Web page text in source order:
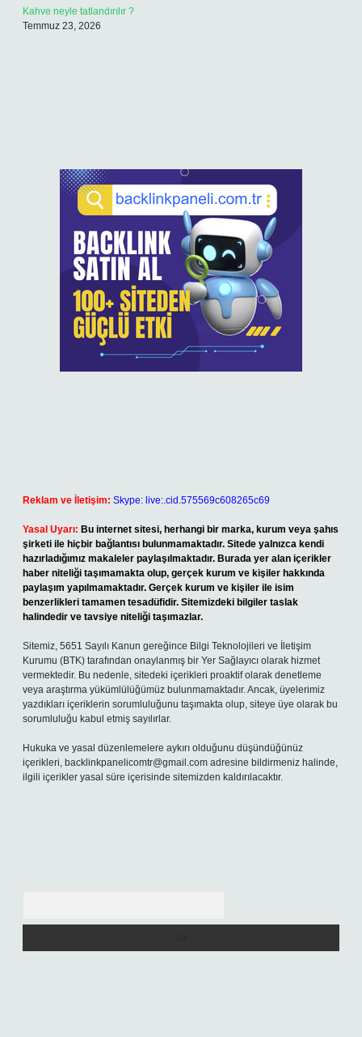
Kahve neyle tatlandırılır ?
Temmuz 23, 2026
Reklam ve İletişim: Skype: live:.cid.575569c608265c69
Yasal Uyarı: Bu internet sitesi, herhangi bir marka, kurum veya şahıs
şirketi ile hiçbir bağlantısı bulunmamaktadır. Sitede yalnızca kendi
hazırladığımız makaleler paylaşılmaktadır. Burada yer alan içerikler
haber niteliği taşımamakta olup, gerçek kurum ve kişiler hakkında
paylaşım yapılmamaktadır. Gerçek kurum ve kişiler ile isim
benzerlikleri tamamen tesadüfidir. Sitemizdeki bilgiler taslak
halindedir ve tavsiye niteliği taşımazlar.
Sitemiz, 5651 Sayılı Kanun gereğince Bilgi Teknolojileri ve İletişim
Kurumu (BTK) tarafından onaylanmış bir Yer Sağlayıcı olarak hizmet
vermektedir. Bu nedenle, sitedeki içerikleri proaktif olarak denetleme
veya araştırma yükümlülüğümüz bulunmamaktadır. Ancak, üyelerimiz
yazdıkları içeriklerin sorumluluğunu taşımakta olup, siteye üye olarak bu
sorumluluğu kabul etmiş sayılırlar.
Hukuka ve yasal düzenlemelere aykırı olduğunu düşündüğünüz
içerikleri, backlinkpanelicomtr@gmail.com adresine bildirmeniz halinde,
ilgili içerikler yasal süre içerisinde sitemizden kaldırılacaktır.